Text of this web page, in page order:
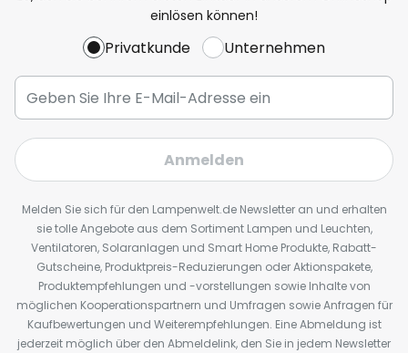
einlösen können!
Privatkunde Unternehmen
Anmelden
Melden Sie sich für den Lampenwelt.de Newsletter an und erhalten
sie tolle Angebote aus dem Sortiment Lampen und Leuchten,
Ventilatoren, Solaranlagen und Smart Home Produkte, Rabatt-
Gutscheine, Produktpreis-Reduzierungen oder Aktionspakete,
Produktempfehlungen und -vorstellungen sowie Inhalte von
möglichen Kooperationspartnern und Umfragen sowie Anfragen für
Kaufbewertungen und Weiterempfehlungen. Eine Abmeldung ist
jederzeit möglich über den Abmeldelink, den Sie in jedem Newsletter